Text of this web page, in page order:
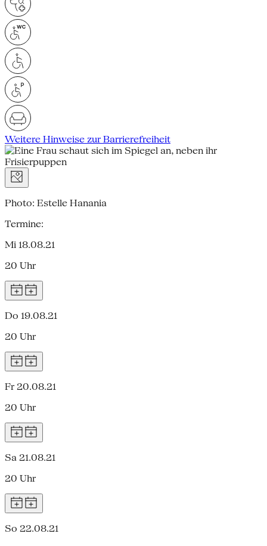
Weitere Hinweise zur Barrierefreiheit
Photo: Estelle Hanania
Termine:
Mi 18.08.21
20 Uhr
Do 19.08.21
20 Uhr
Fr 20.08.21
20 Uhr
Sa 21.08.21
20 Uhr
So 22.08.21